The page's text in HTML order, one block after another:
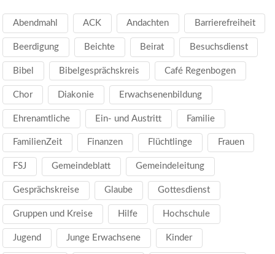
Abendmahl ACK Andachten Barrierefreiheit
Beerdigung Beichte Beirat Besuchsdienst
Bibel Bibelgesprächskreis Café Regenbogen
Chor Diakonie Erwachsenenbildung
Ehrenamtliche Ein- und Austritt Familie
FamilienZeit Finanzen Flüchtlinge Frauen
FSJ Gemeindeblatt Gemeindeleitung
Gesprächskreise Glaube Gottesdienst
Gruppen und Kreise Hilfe Hochschule
Jugend Junge Erwachsene Kinder